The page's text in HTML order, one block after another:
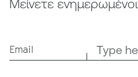
Μείνετε ενημερωμένοι
Email